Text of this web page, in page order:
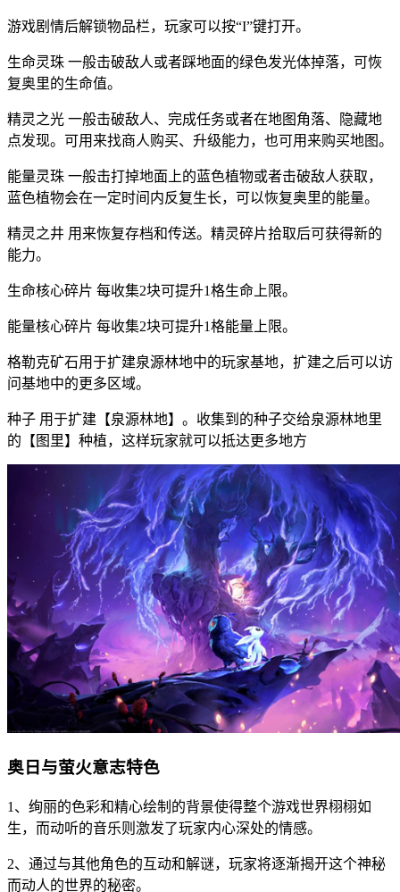
游戏剧情后解锁物品栏，玩家可以按“I”键打开。
生命灵珠 一般击破敌人或者踩地面的绿色发光体掉落，可恢
复奥里的生命值。
精灵之光 一般击破敌人、完成任务或者在地图角落、隐藏地
点发现。可用来找商人购买、升级能力，也可用来购买地图。
能量灵珠 一般击打掉地面上的蓝色植物或者击破敌人获取，
蓝色植物会在一定时间内反复生长，可以恢复奥里的能量。
精灵之井 用来恢复存档和传送。精灵碎片拾取后可获得新的
能力。
生命核心碎片 每收集2块可提升1格生命上限。
能量核心碎片 每收集2块可提升1格能量上限。
格勒克矿石用于扩建泉源林地中的玩家基地，扩建之后可以访
问基地中的更多区域。
种子 用于扩建【泉源林地】。收集到的种子交给泉源林地里
的【图里】种植，这样玩家就可以抵达更多地方
奥日与萤火意志特色
1、绚丽的色彩和精心绘制的背景使得整个游戏世界栩栩如
生，而动听的音乐则激发了玩家内心深处的情感。
2、通过与其他角色的互动和解谜，玩家将逐渐揭开这个神秘
而动人的世界的秘密。